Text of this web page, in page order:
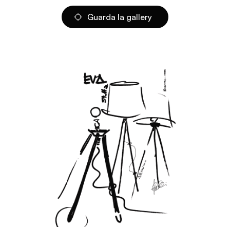
Guarda la gallery